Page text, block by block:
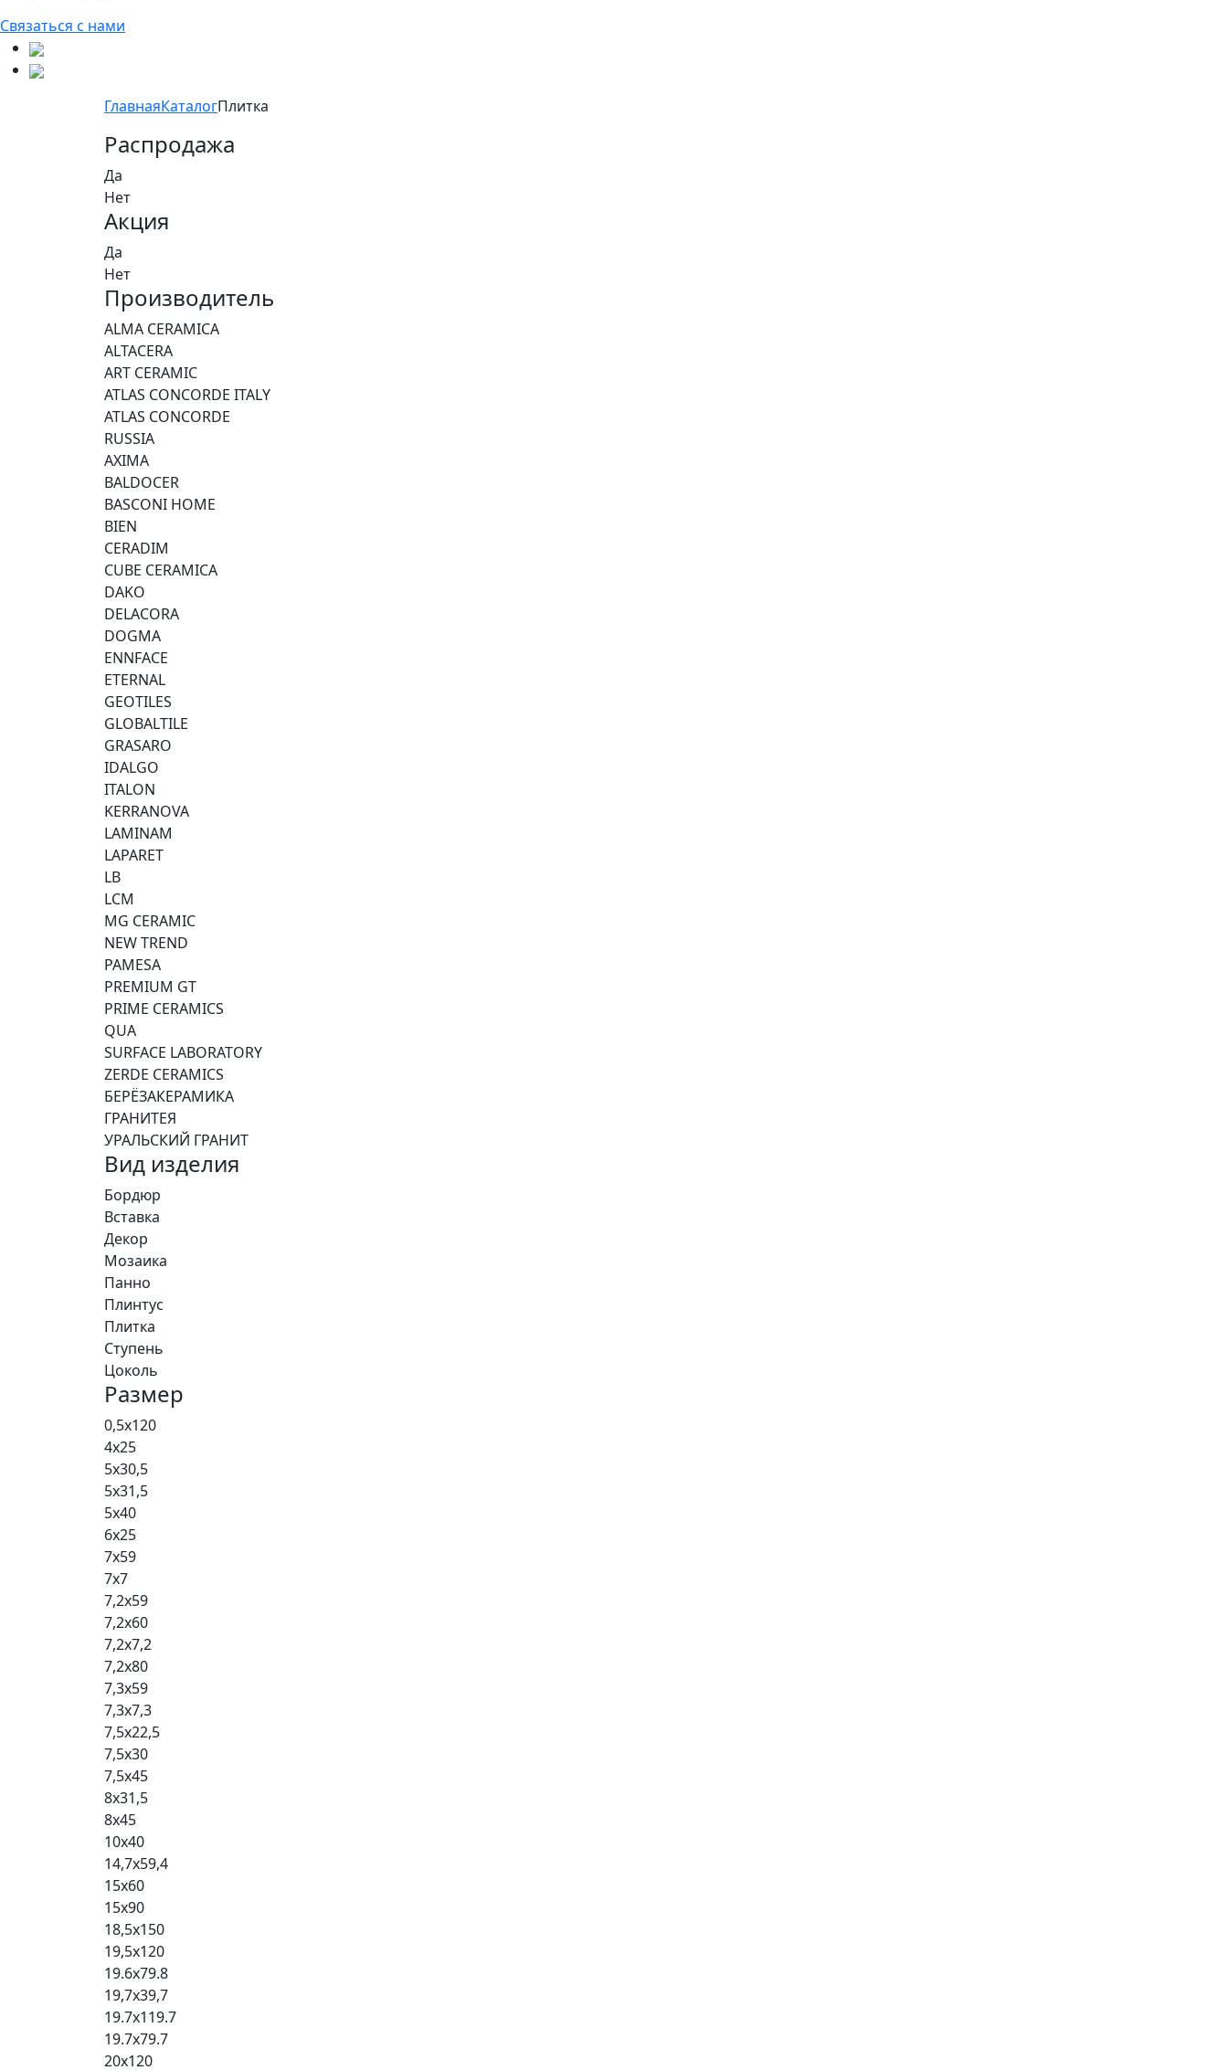
Связаться с нами
ГлавнаяКаталогПлитка
Распродажа
Да
Нет
Акция
Да
Нет
Производитель
ALMA CERAMICA
ALTACERA
ART CERAMIC
ATLAS CONCORDE ITALY
ATLAS CONCORDE
RUSSIA
AXIMA
BALDOCER
BASCONI HOME
BIEN
CERADIM
CUBE CERAMICA
DAKO
DELACORA
DOGMA
ENNFACE
ETERNAL
GEOTILES
GLOBALTILE
GRASARO
IDALGO
ITALON
KERRANOVA
LAMINAM
LAPARET
LB
LCM
MG CERAMIC
NEW TREND
PAMESA
PREMIUM GT
PRIME CERAMICS
QUA
SURFACE LABORATORY
ZERDE CERAMICS
БЕРЁЗАКЕРАМИКА
ГРАНИТЕЯ
УРАЛЬСКИЙ ГРАНИТ
Вид изделия
Бордюр
Вставка
Декор
Мозаика
Панно
Плинтус
Плитка
Ступень
Цоколь
Размер
0,5x120
4x25
5x30,5
5x31,5
5x40
6x25
7x59
7x7
7,2x59
7,2x60
7,2x7,2
7,2x80
7,3x59
7,3x7,3
7,5x22,5
7,5x30
7,5x45
8x31,5
8x45
10x40
14,7x59,4
15x60
15x90
18,5x150
19,5x120
19.6x79.8
19,7x39,7
19.7x119.7
19.7x79.7
20x120